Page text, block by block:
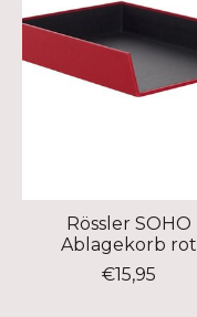
Rössler SOHO
Ablagekorb rot
€15,95